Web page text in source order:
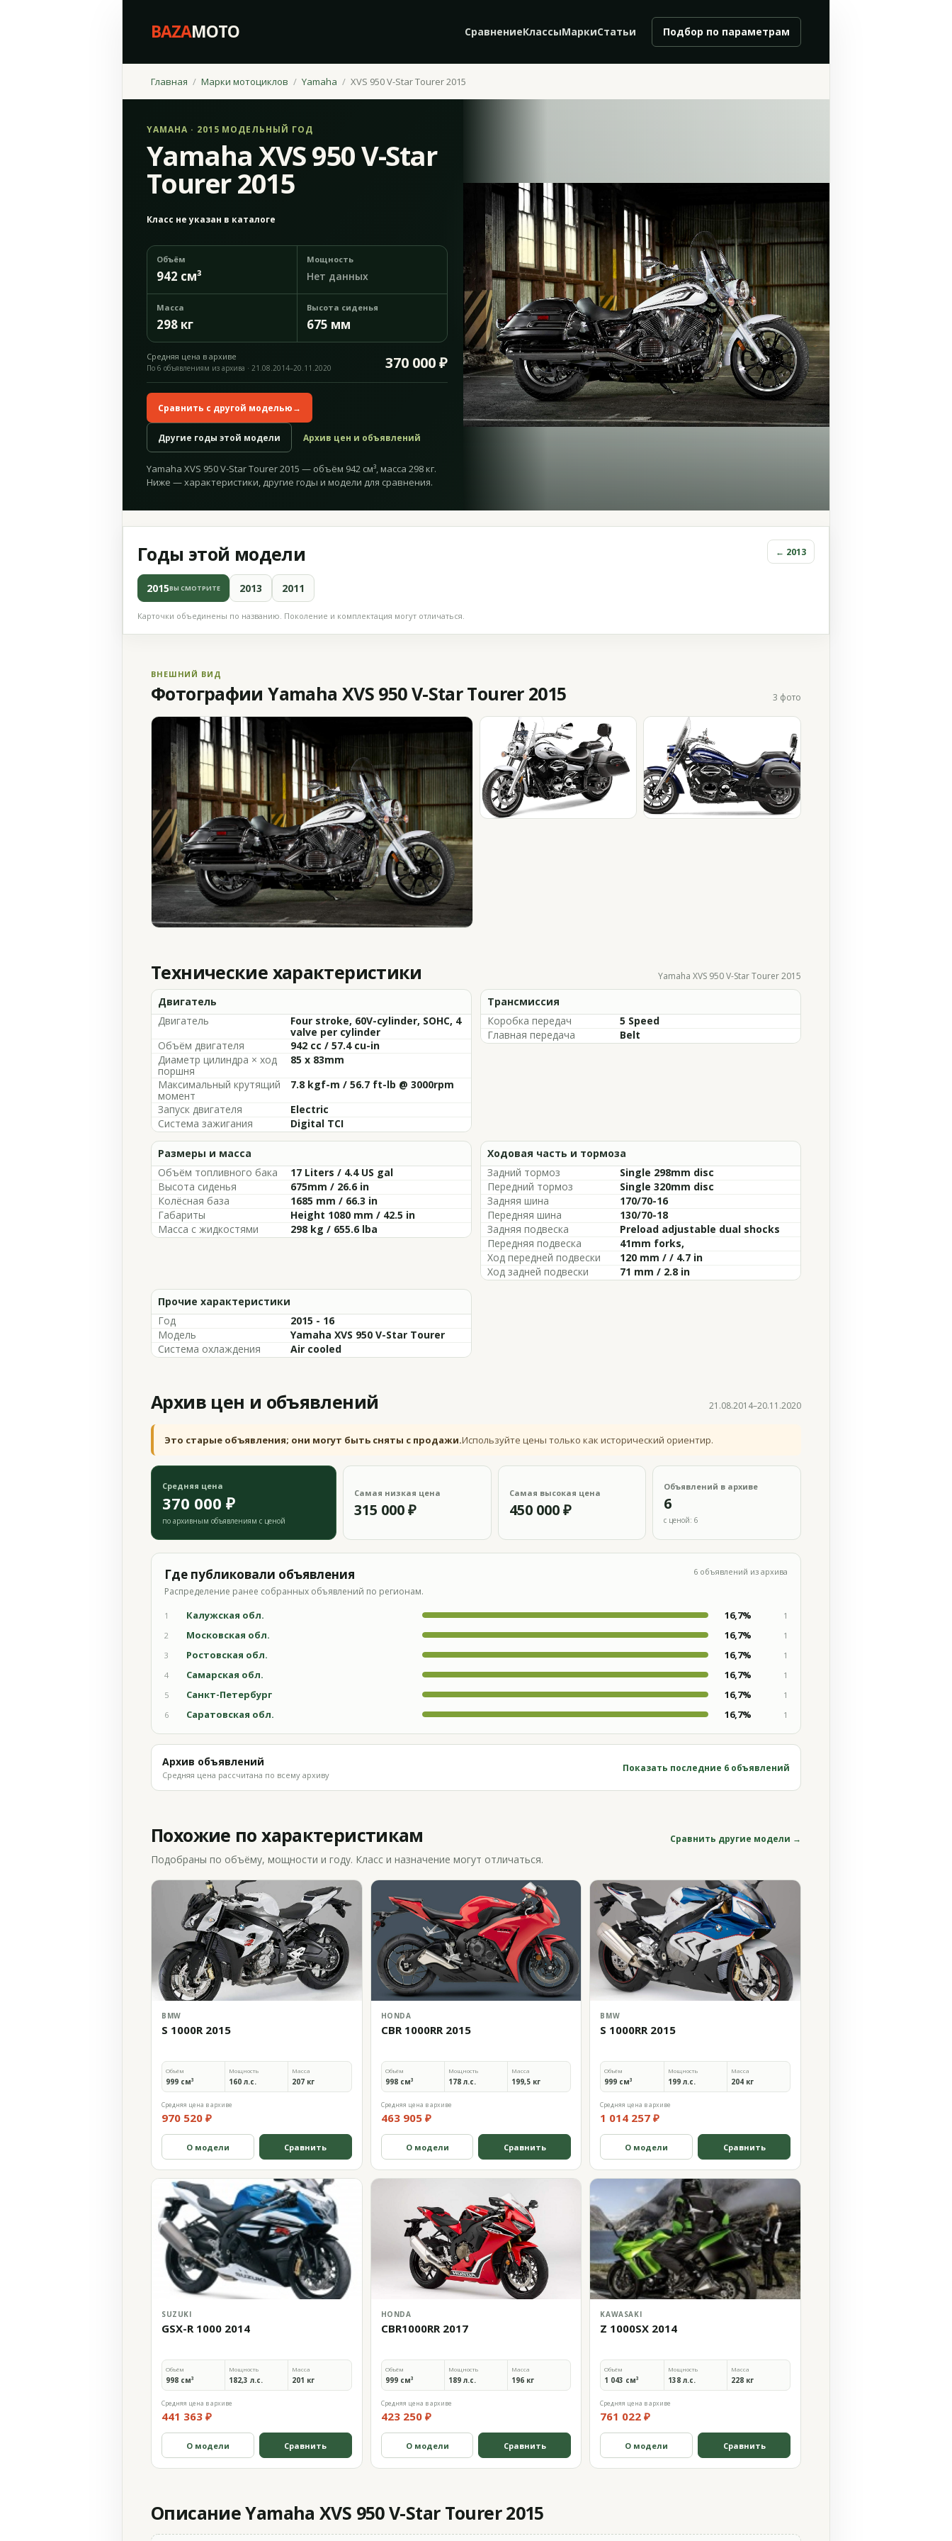
BAZAMOTO СравнениеКлассыМаркиСтатьи Подбор по параметрам
Главная Марки мотоциклов Yamaha XVS 950 V-Star Tourer 2015
YAMAHA · 2015 МОДЕЛЬНЫЙ ГОД
Yamaha XVS 950 V-Star
Tourer 2015
Класс не указан в каталоге
Объём
942 см³
Мощность
Нет данных
Масса
298 кг
Высота сиденья
675 мм
Средняя цена в архиве 370 000 ₽
По 6 объявлениям из архива · 21.08.2014–20.11.2020
Сравнить с другой моделью→
Другие годы этой модели Архив цен и объявлений
Yamaha XVS 950 V-Star Tourer 2015 — объём 942 см³, масса 298 кг.
Ниже — характеристики, другие годы и модели для сравнения.
Годы этой модели ← 2013
2015ВЫ СМОТРИТЕ 2013 2011
Карточки объединены по названию. Поколение и комплектация могут отличаться.
ВНЕШНИЙ ВИД
Фотографии Yamaha XVS 950 V-Star Tourer 2015 3 фото
Технические характеристики Yamaha XVS 950 V-Star Tourer 2015
Двигатель
Двигатель
Four stroke, 60V-cylinder, SOHC, 4
valve per cylinder
Объём двигателя
942 cc / 57.4 cu-in
Диаметр цилиндра × ход
поршня
85 x 83mm
Максимальный крутящий
момент
7.8 kgf-m / 56.7 ft-lb @ 3000rpm
Запуск двигателя
Electric
Система зажигания
Digital TCI
Трансмиссия
Коробка передач
5 Speed
Главная передача
Belt
Размеры и масса
Объём топливного бака
17 Liters / 4.4 US gal
Высота сиденья
675mm / 26.6 in
Колёсная база
1685 mm / 66.3 in
Габариты
Height 1080 mm / 42.5 in
Масса с жидкостями
298 kg / 655.6 lba
Ходовая часть и тормоза
Задний тормоз
Single 298mm disc
Передний тормоз
Single 320mm disc
Задняя шина
170/70-16
Передняя шина
130/70-18
Задняя подвеска
Preload adjustable dual shocks
Передняя подвеска
41mm forks,
Ход передней подвески
120 mm / / 4.7 in
Ход задней подвески
71 mm / 2.8 in
Прочие характеристики
Год
2015 - 16
Модель
Yamaha XVS 950 V-Star Tourer
Система охлаждения
Air cooled
Архив цен и объявлений 21.08.2014–20.11.2020
Это старые объявления; они могут быть сняты с продажи.Используйте цены только как исторический ориентир.
Средняя цена
370 000 ₽
по архивным объявлениям с ценой
Самая низкая цена
315 000 ₽
Самая высокая цена
450 000 ₽
Объявлений в архиве
6
с ценой: 6
Где публиковали объявления
Распределение ранее собранных объявлений по регионам.
6 объявлений из архива
1 Калужская обл. 16,7%
1
2
Московская обл. 16,7%
1
3
Ростовская обл. 16,7%
1
4
Самарская обл. 16,7%
1
5
Санкт-Петербург 16,7%
1
6
Саратовская обл. 16,7% 1
Архив объявлений
Средняя цена рассчитана по всему архиву
Показать последние 6 объявлений
Похожие по характеристикам Сравнить другие модели →
Подобраны по объёму, мощности и году. Класс и назначение могут отличаться.
BMW
S 1000R 2015
Объём
999 см³
Мощность
160 л.с.
Масса
207 кг
Средняя цена в архиве
970 520 ₽
О модели Сравнить
HONDA
CBR 1000RR 2015
Объём
998 см³
Мощность
178 л.с.
Масса
199,5 кг
Средняя цена в архиве
463 905 ₽
О модели Сравнить
BMW
S 1000RR 2015
Объём
999 см³
Мощность
199 л.с.
Масса
204 кг
Средняя цена в архиве
1 014 257 ₽
О модели Сравнить
SUZUKI
GSX-R 1000 2014
Объём
998 см³
Мощность
182,3 л.с.
Масса
201 кг
Средняя цена в архиве
441 363 ₽
О модели Сравнить
HONDA
CBR1000RR 2017
Объём
999 см³
Мощность
189 л.с.
Масса
196 кг
Средняя цена в архиве
423 250 ₽
О модели Сравнить
KAWASAKI
Z 1000SX 2014
Объём
1 043 см³
Мощность
138 л.с.
Масса
228 кг
Средняя цена в архиве
761 022 ₽
О модели Сравнить
Описание Yamaha XVS 950 V-Star Tourer 2015